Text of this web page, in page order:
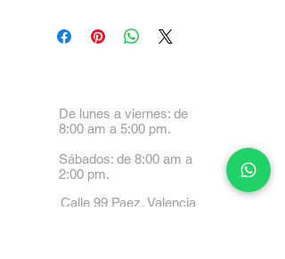
De lunes a viernes: de
8:00 am a 5:00 pm.
Sábados: de 8:00 am a
2:00 pm.
Calle 99 Paez, Valencia